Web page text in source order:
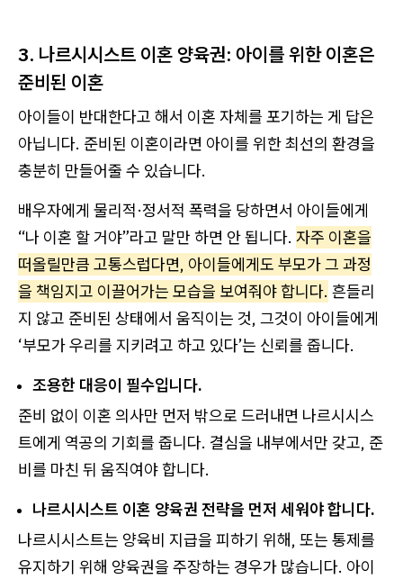
3. 나르시시스트 이혼 양육권: 아이를 위한 이혼은
준비된 이혼
아이들이 반대한다고 해서 이혼 자체를 포기하는 게 답은
아닙니다. 준비된 이혼이라면 아이를 위한 최선의 환경을
충분히 만들어줄 수 있습니다.
배우자에게 물리적·정서적 폭력을 당하면서 아이들에게
“나 이혼 할 거야”라고 말만 하면 안 됩니다. 자주 이혼을
떠올릴만큼 고통스럽다면, 아이들에게도 부모가 그 과정
을 책임지고 이끌어가는 모습을 보여줘야 합니다. 흔들리
지 않고 준비된 상태에서 움직이는 것, 그것이 아이들에게
‘부모가 우리를 지키려고 하고 있다’는 신뢰를 줍니다.
조용한 대응이 필수입니다.
준비 없이 이혼 의사만 먼저 밖으로 드러내면 나르시시스
트에게 역공의 기회를 줍니다. 결심을 내부에서만 갖고, 준
비를 마친 뒤 움직여야 합니다.
나르시시스트 이혼 양육권 전략을 먼저 세워야 합니다.
나르시시스트는 양육비 지급을 피하기 위해, 또는 통제를
유지하기 위해 양육권을 주장하는 경우가 많습니다. 아이